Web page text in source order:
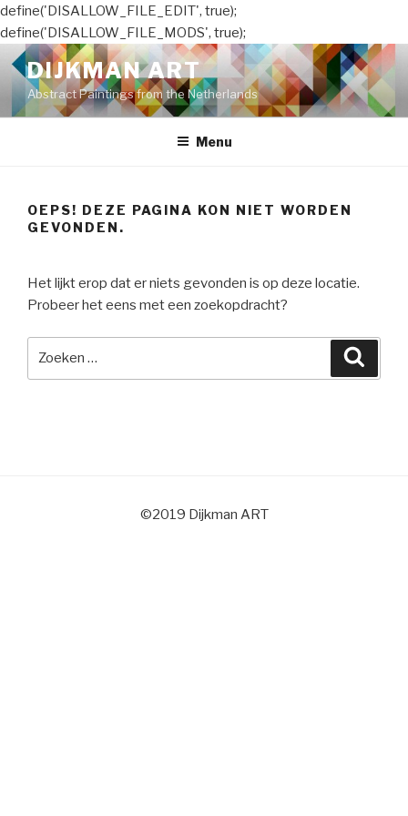
define('DISALLOW_FILE_EDIT', true);
define('DISALLOW_FILE_MODS', true);
Naar
de
inhoud
springen
DIJKMAN ART
Abstract Paintings from the Netherlands
Menu
OEPS! DEZE PAGINA KON NIET WORDEN
GEVONDEN.
Het lijkt erop dat er niets gevonden is op deze locatie.
Probeer het eens met een zoekopdracht?
©2019 Dijkman ART